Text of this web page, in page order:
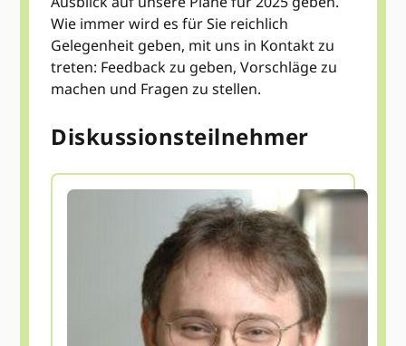
Wie immer wird es für Sie reichlich
Gelegenheit geben, mit uns in Kontakt zu
treten: Feedback zu geben, Vorschläge zu
machen und Fragen zu stellen.
Diskussionsteilnehmer